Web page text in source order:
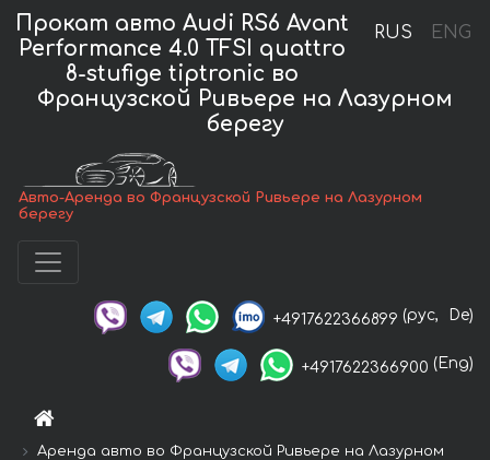
RUS ENG
Прокат авто Audi RS6 Avant
Performance 4.0 TFSI quattro
8-stufige tiptronic во
Французской Ривьере на Лазурном
берегу
Авто-Аренда во Французской Ривьере на Лазурном
берегу
+4917622366899 (рус, De)
+4917622366900 (Eng)
Аренда авто во Французской Ривьере на Лазурном